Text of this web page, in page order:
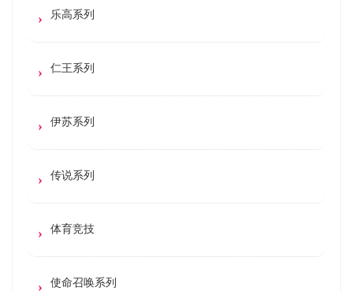
乐高系列
仁王系列
伊苏系列
传说系列
体育竞技
使命召唤系列